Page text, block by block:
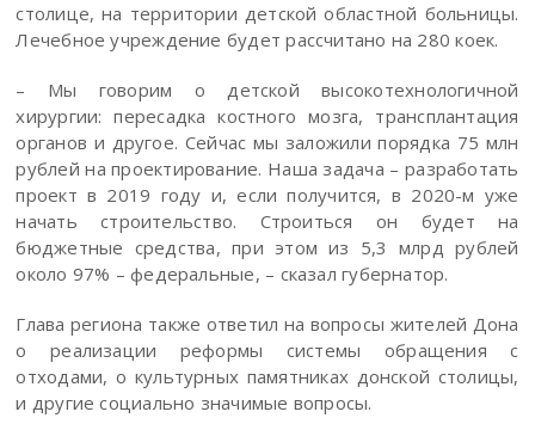
столице, на территории детской областной больницы.
Лечебное учреждение будет рассчитано на 280 коек.
– Мы говорим о детской высокотехнологичной
хирургии: пересадка костного мозга, трансплантация
органов и другое. Сейчас мы заложили порядка 75 млн
рублей на проектирование. Наша задача – разработать
проект в 2019 году и, если получится, в 2020-м уже
начать строительство. Строиться он будет на
бюджетные средства, при этом из 5,3 млрд рублей
около 97% – федеральные, – сказал губернатор.
Глава региона также ответил на вопросы жителей Дона
о реализации реформы системы обращения с
отходами, о культурных памятниках донской столицы,
и другие социально значимые вопросы.